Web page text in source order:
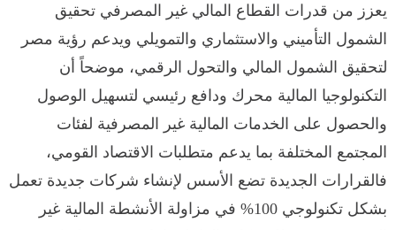
يعزز من قدرات القطاع المالي غير المصرفي تحقيق
الشمول التأميني والاستثماري والتمويلي ويدعم رؤية مصر
لتحقيق الشمول المالي والتحول الرقمي، موضحاً أن
التكنولوجيا المالية محرك ودافع رئيسي لتسهيل الوصول
والحصول على الخدمات المالية غير المصرفية لفئات
المجتمع المختلفة بما يدعم متطلبات الاقتصاد القومي،
فالقرارات الجديدة تضع الأسس لإنشاء شركات جديدة تعمل
بشكل تكنولوجي 100% في مزاولة الأنشطة المالية غير